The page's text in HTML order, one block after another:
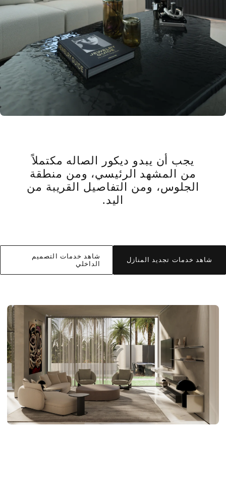
يجب أن يبدو ديكور الصاله مكتملاً
من المشهد الرئيسي، ومن منطقة
الجلوس، ومن التفاصيل القريبة من
اليد.
شاهد خدمات تجديد المنازل
شاهد خدمات التصميم
الداخلي